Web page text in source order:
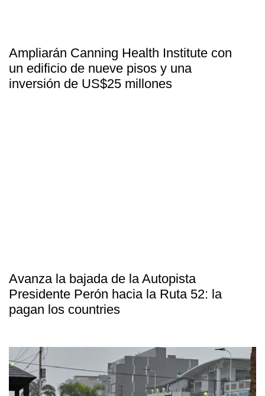
Ampliarán Canning Health Institute con
un edificio de nueve pisos y una
inversión de US$25 millones
Avanza la bajada de la Autopista
Presidente Perón hacia la Ruta 52: la
pagan los countries